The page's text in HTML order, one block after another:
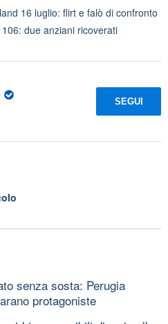
16 luglio: flirt e falò di confronto
due anziani ricoverati
SEGUI
senza sosta: Perugia
protagoniste